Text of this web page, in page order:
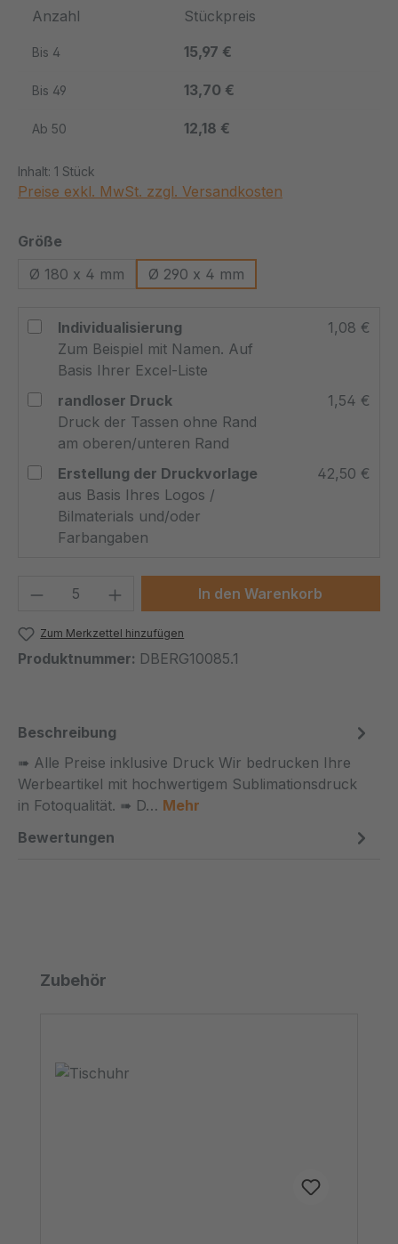
Anzahl Stückpreis
Bis 4 15,97 €
Bis 49 13,70 €
Ab 50 12,18 €
Inhalt: 1 Stück
Preise exkl. MwSt. zzgl. Versandkosten
Größe
Ø 180 x 4 mm
Ø 290 x 4 mm
Individualisierung
Zum Beispiel mit Namen. Auf
Basis Ihrer Excel-Liste
1,08 €
randloser Druck
Druck der Tassen ohne Rand
am oberen/unteren Rand
1,54 €
Erstellung der Druckvorlage
aus Basis Ihres Logos /
Bilmaterials und/oder
Farbangaben
42,50 €
Produkt Anzahl: Gib denIn den Warenkorb
Zum Merkzettel hinzufügen
Produktnummer: DBERG10085.1
Beschreibung
➠ Alle Preise inklusive Druck Wir bedrucken Ihre
Werbeartikel mit hochwertigem Sublimationsdruck
in Fotoqualität. ➠ D… Mehr
Bewertungen
Produktgalerie überspringen
Zubehör